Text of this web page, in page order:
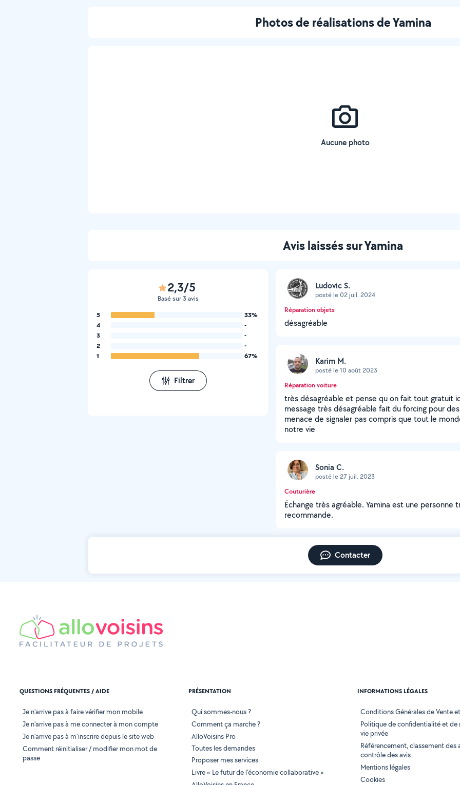
Photos de réalisations de Yamina
Aucune photo
Avis laissés sur Yamina
2,3/5
Basé sur 3 avis
5
33%
4
-
3
-
2
-
1
67%
Filtrer
Ludovic S.
posté le 02 juil. 2024
Réparation objets
désagréable
Karim M.
posté le 10 août 2023
Réparation voiture
très désagréable et pense qu on fait tout gratuit
message très désagréable fait du forcing pour
menace de signaler pas compris que tout le
notre vie
Sonia C.
posté le 27 juil. 2023
Couturière
Échange très agréable. Yamina est une
recommande.
Contacter
QUESTIONS FRÉQUENTES / AIDE
Je n'arrive pas à faire vérifier mon mobile
Je n'arrive pas à me connecter à mon compte
Je n'arrive pas à m'inscrire depuis le site web
Comment réinitialiser / modifier mon mot de
passe
PRÉSENTATION
Qui sommes-nous ?
Comment ça marche ?
AlloVoisins Pro
Toutes les demandes
Proposer mes services
Livre « Le futur de l'économie collaborative »
INFORMATIONS LÉGALES
Conditions Générales de Vente
Politique de confidentialité et de
vie privée
Référencement, classement des
contrôle des avis
Mentions légales
Cookies